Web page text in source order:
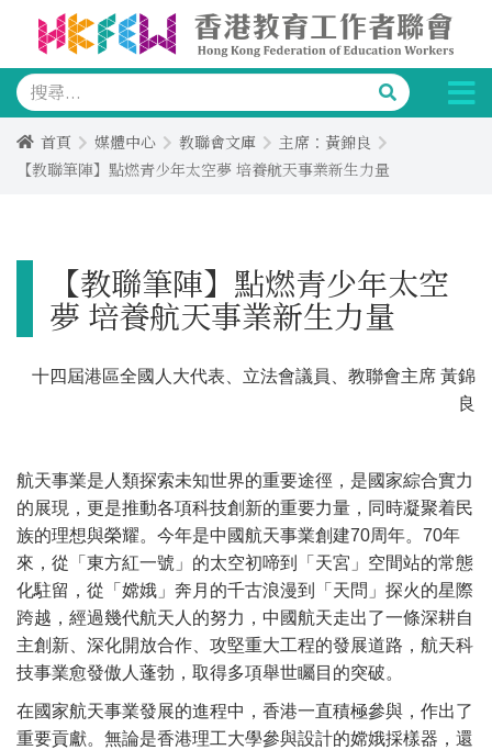
首頁 媒體中心 教聯會文庫
主席：黃錦良
【教聯筆陣】點燃青少年太空夢 培養航天事業新生力量
【教聯筆陣】點燃青少年太空
夢 培養航天事業新生力量
十四屆港區全國人大代表、立法會議員、教聯會主席 黃錦
良
航天事業是人類探索未知世界的重要途徑，是國家綜合實力
的展現，更是推動各項科技創新的重要力量，同時凝聚着民
族的理想與榮耀。今年是中國航天事業創建70周年。70年
來，從「東方紅一號」的太空初啼到「天宮」空間站的常態
化駐留，從「嫦娥」奔月的千古浪漫到「天問」探火的星際
跨越，經過幾代航天人的努力，中國航天走出了一條深耕自
主創新、深化開放合作、攻堅重大工程的發展道路，航天科
技事業愈發傲人蓬勃，取得多項舉世矚目的突破。
在國家航天事業發展的進程中，香港一直積極參與，作出了
重要貢獻。無論是香港理工大學參與設計的嫦娥採樣器，還